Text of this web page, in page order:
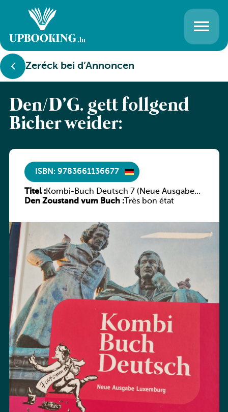
Zeréck bei d’Annoncen
Den/D’G. gëtt follgend
Bicher weider:
ISBN: 9783661136677
Titel :Kombi-Buch Deutsch 7 (Neue Ausgabe
Luxemburg)
Den Zoustand vum Buch :Très bon état